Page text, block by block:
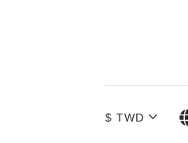
$ TWD